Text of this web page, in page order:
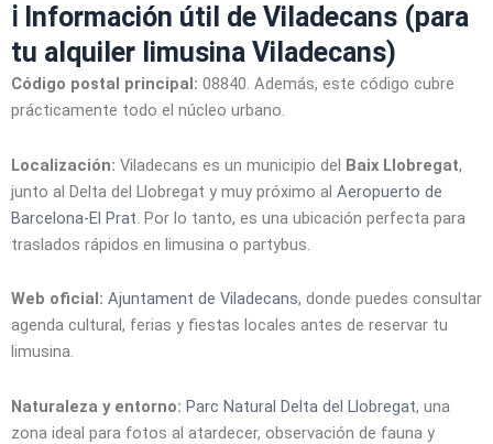
ℹ️ Información útil de Viladecans (para
tu alquiler limusina Viladecans)
Código postal principal: 08840. Además, este código cubre
prácticamente todo el núcleo urbano.
Localización: Viladecans es un municipio del Baix Llobregat,
junto al Delta del Llobregat y muy próximo al Aeropuerto de
Barcelona-El Prat. Por lo tanto, es una ubicación perfecta para
traslados rápidos en limusina o partybus.
Web oficial: Ajuntament de Viladecans, donde puedes consultar
agenda cultural, ferias y fiestas locales antes de reservar tu
limusina.
Naturaleza y entorno: Parc Natural Delta del Llobregat, una
zona ideal para fotos al atardecer, observación de fauna y